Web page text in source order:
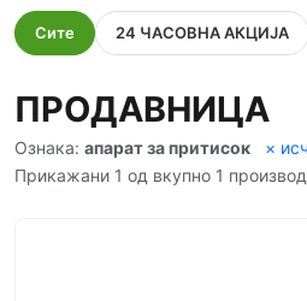
Сите 24 ЧАСОВНА АКЦИЈА
ПРОДАВНИЦА
Ознака: апарат за притисок
×
Прикажани 1 од вкупно 1